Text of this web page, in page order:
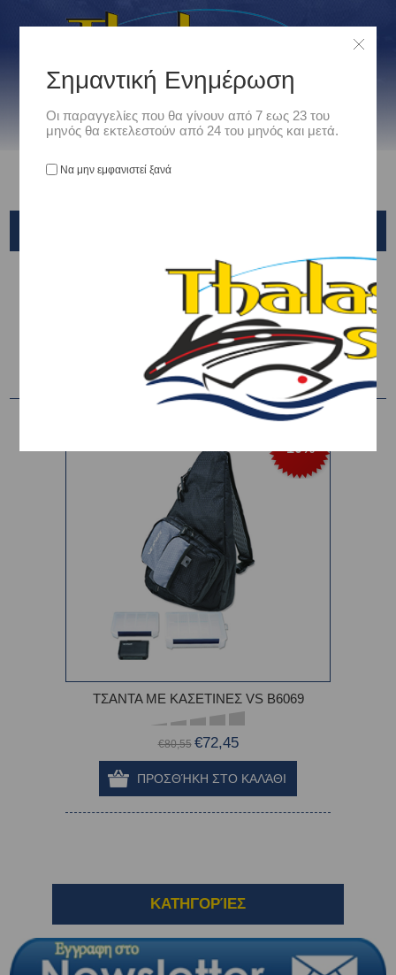
ΚΑΣΕΛΑΚΙΑ - ΤΣΑΝΤΕΣ - ΘΗΚΕΣ /
ΤΣΑΝΤΕΣ-ΘΗΚΕΣ / VERSUS
-10%
ΤΣΑΝΤΑ ΜΕ ΚΑΣΕΤΙΝΕΣ VS B6069
€80,55 €72,45
ΚΑΤΗΓΟΡΊΕΣ
Σημαντική Ενημέρωση
Οι παραγγελίες που θα γίνουν από 7 εως 23 του
μηνός θα εκτελεστούν από 24 του μηνός και μετά.
Να μην εμφανιστεί ξανά